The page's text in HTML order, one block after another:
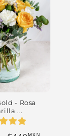
- Rosa
...
MXN